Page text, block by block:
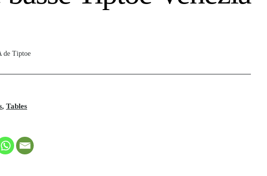
de Tiptoe
, Tables